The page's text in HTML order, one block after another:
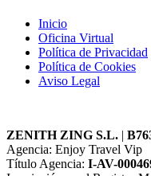
Inicio
Oficina Virtual
Política de Privacidad
Política de Cookies
Aviso Legal
ZENITH ZING S.L. |
Agencia: Enjoy Travel Vip
Título Agencia: I-AV-